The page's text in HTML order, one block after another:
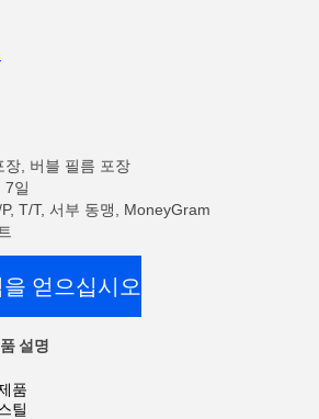
장, 버블 필름 포장
7일
T/T, 서부 동맹, MoneyGram
얻으십시오
설명
품
틸